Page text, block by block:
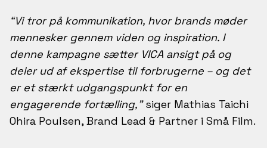
“Vi tror på kommunikation, hvor brands møder
mennesker gennem viden og inspiration. I
denne kampagne sætter VICA ansigt på og
deler ud af ekspertise til forbrugerne – og det
er et stærkt udgangspunkt for en
engagerende fortælling,”siger Mathias Taichi
Ohira Poulsen, Brand Lead & Partner i Små Film.